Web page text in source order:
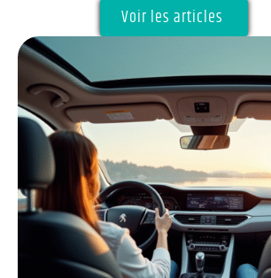
Voir les articles